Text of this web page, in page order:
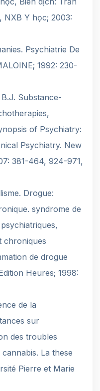
NXB Y học; 2003:
Psychiatrie De
1992: 230-
Substance-
of Psychiatry:
Psychiatry. New
381-464, 924-971,
Drogue:
syndrome de
chroniques
de drogue
Heures; 1998:
de la
sur
des troubles
La these
Pierre et Marie